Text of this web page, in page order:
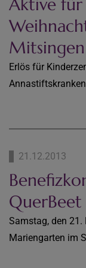
Aktive für
Erlös für
21.12.2013
QuerBeet
Samstag, den 21.
Mariengarten im